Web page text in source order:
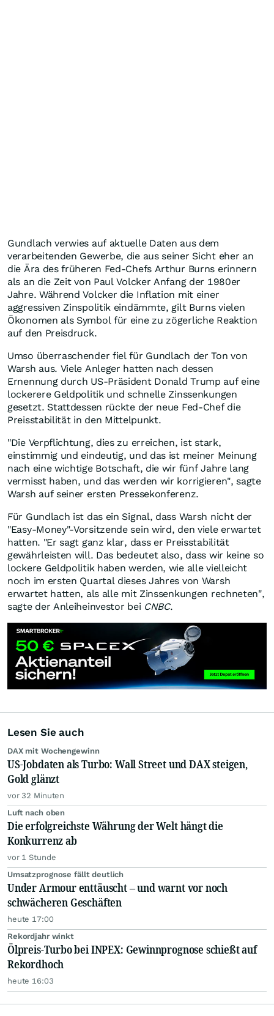
Gundlach verwies auf aktuelle Daten aus dem
verarbeitenden Gewerbe, die aus seiner Sicht eher an
die Ära des früheren Fed-Chefs Arthur Burns erinnern
als an die Zeit von Paul Volcker Anfang der 1980er
Jahre. Während Volcker die Inflation mit einer
aggressiven Zinspolitik eindämmte, gilt Burns vielen
Ökonomen als Symbol für eine zu zögerliche Reaktion
auf den Preisdruck.
Umso überraschender fiel für Gundlach der Ton von
Warsh aus. Viele Anleger hatten nach dessen
Ernennung durch US-Präsident Donald Trump auf eine
lockerere Geldpolitik und schnelle Zinssenkungen
gesetzt. Stattdessen rückte der neue Fed-Chef die
Preisstabilität in den Mittelpunkt.
"Die Verpflichtung, dies zu erreichen, ist stark,
einstimmig und eindeutig, und das ist meiner Meinung
nach eine wichtige Botschaft, die wir fünf Jahre lang
vermisst haben, und das werden wir korrigieren", sagte
Warsh auf seiner ersten Pressekonferenz.
Für Gundlach ist das ein Signal, dass Warsh nicht der
"Easy-Money"-Vorsitzende sein wird, den viele erwartet
hatten. "Er sagt ganz klar, dass er Preisstabilität
gewährleisten will. Das bedeutet also, dass wir keine so
lockere Geldpolitik haben werden, wie alle vielleicht
noch im ersten Quartal dieses Jahres von Warsh
erwartet hatten, als alle mit Zinssenkungen rechneten",
sagte der Anleiheinvestor bei CNBC.
Lesen Sie auch
DAX mit Wochengewinn
US-Jobdaten als Turbo: Wall Street und DAX steigen,
Gold glänzt
vor 32 Minuten
Luft nach oben
Die erfolgreichste Währung der Welt hängt die
Konkurrenz ab
vor 1 Stunde
Umsatzprognose fällt deutlich
Under Armour enttäuscht – und warnt vor noch
schwächeren Geschäften
heute 17:00
Rekordjahr winkt
Ölpreis-Turbo bei INPEX: Gewinnprognose schießt auf
Rekordhoch
heute 16:03